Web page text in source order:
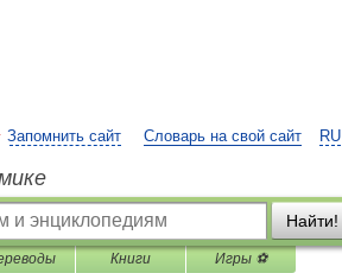
RU
Запомнить сайт Словарь на свой сайт
Найти!
Книги Игры ⚽